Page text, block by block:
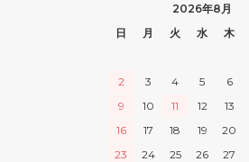
2026年8月
日
月 火 水 木
2
3 4 5 6
9
10 11 12 13
16
17 18 19 20
23
24 25 26 27